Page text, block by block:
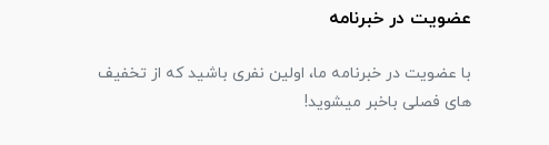
عضویت در خبرنامه
با عضویت در خبرنامه ما، اولین نفری باشید که از تخفیف
های فصلی باخبر میشوید!